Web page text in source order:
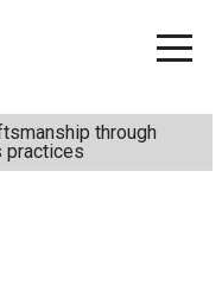
through
practices